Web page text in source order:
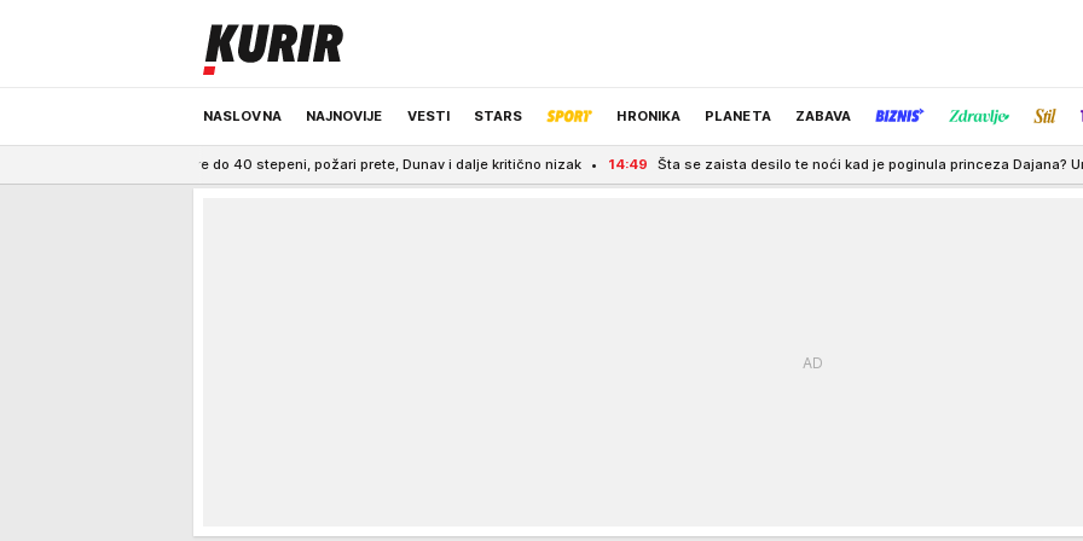
NASLOVNA NAJNOVIJE VESTI STARS HRONIKA PLANETA ZABAVA
ODRŽIVA BUDUĆNOST REGION NEWS IZBOR UREDNIKA
do 40 stepeni, požari prete, Dunav i dalje kritično nizak 14:49 Šta se zaista desilo te noći kad je poginula princeza Dajana? Umrla je pre 30 godina, a